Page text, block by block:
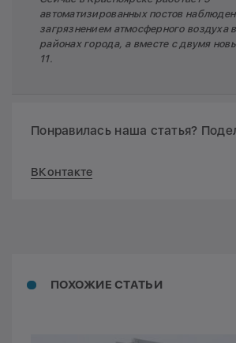
автоматизированных постов
загрязнением атмосферного воздуха
районах города, а вместе с двумя
11.
Понравилась наша статья?
ВКонтакте
ПОХОЖИЕ СТАТЬИ